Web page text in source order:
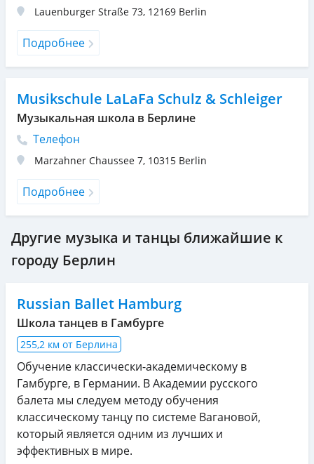
Lauenburger Straße 73, 12169 Berlin
Подробнее
Musikschule LaLaFa Schulz & Schleiger
Музыкальная школа в Берлине
Телефон
Marzahner Chaussee 7, 10315 Berlin
Подробнее
Другие музыка и танцы ближайшие к
городу Берлин
Russian Ballet Hamburg
Школа танцев в Гамбурге
255,2 км от Берлина
Обучение классически-академическому в
Гамбурге, в Германии. В Академии русского
балета мы следуем методу обучения
классическому танцу по системе Вагановой,
который является одним из лучших и
эффективных в мире.